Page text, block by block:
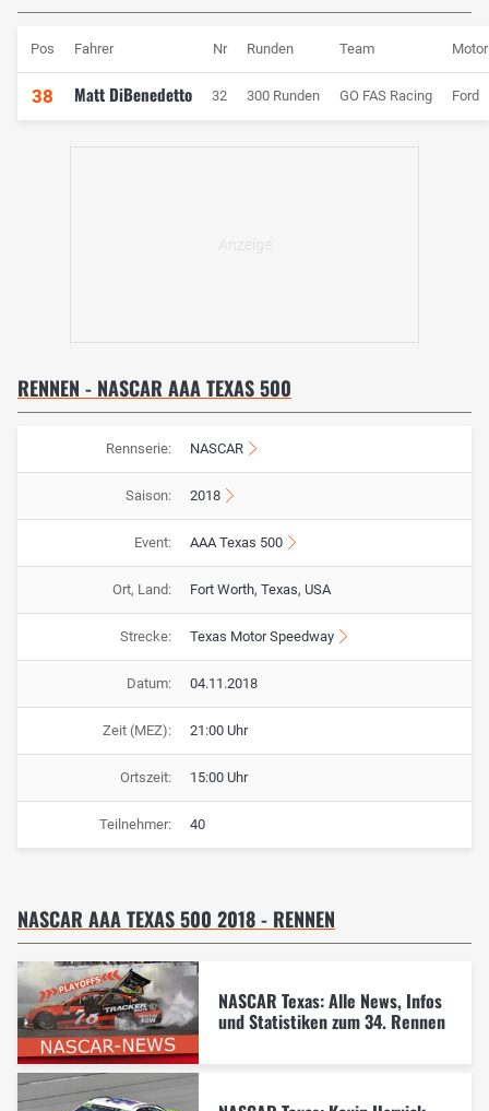
Pos Fahrer Nr Runden Team Motor
38 Matt DiBenedetto 32 300 Runden GO FAS Racing Ford
RENNEN - NASCAR AAA TEXAS 500
Rennserie: NASCAR
Saison: 2018
Event: AAA Texas 500
Ort, Land: Fort Worth, Texas, USA
Strecke: Texas Motor Speedway
Datum: 04.11.2018
Zeit (MEZ): 21:00 Uhr
Ortszeit: 15:00 Uhr
Teilnehmer: 40
NASCAR AAA TEXAS 500 2018 - RENNEN
NASCAR Texas: Alle News, Infos
und Statistiken zum 34. Rennen